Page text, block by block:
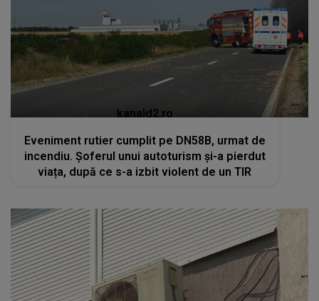
kanald2.ro
Eveniment rutier cumplit pe DN58B, urmat de
incendiu. Șoferul unui autoturism și-a pierdut
viața, după ce s-a izbit violent de un TIR